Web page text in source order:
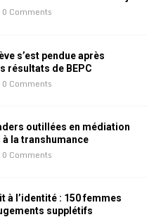
0 Comments
s’est pendue après
résultats de BEPC
0 Comments
outillées en médiation
la transhumance
0 Comments
à l’identité : 150 femmes
supplétifs